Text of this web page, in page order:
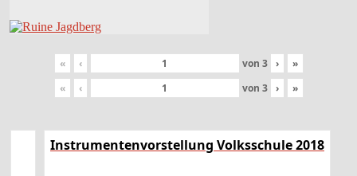
« ‹ von 3 ›
»
«
‹ von 3 › »
Instrumentenvorstellung Volksschule 2018